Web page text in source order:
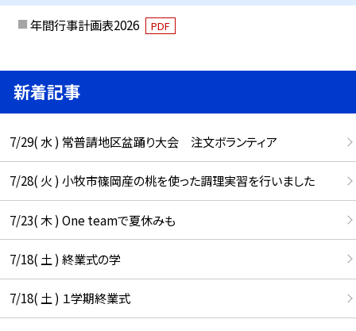
年間行事計画表2026 PDF
新着記事
7/29( 水 ) 常普請地区盆踊り大会 注文ボランティア
7/28( 火 ) 小牧市篠岡産の桃を使った調理実習を行いました
7/23( 木 ) One teamで夏休みも
7/18( 土 ) 終業式の学
7/18( 土 ) １学期終業式